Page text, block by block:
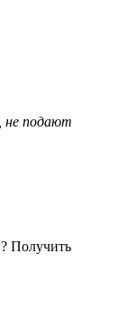
не подают
Получить